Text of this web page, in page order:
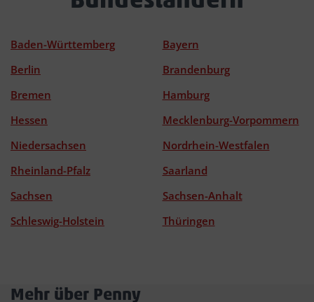
Baden-Württemberg
Bayern
Berlin
Brandenburg
Bremen
Hamburg
Hessen
Mecklenburg-Vorpommern
Niedersachsen
Nordrhein-Westfalen
Rheinland-Pfalz
Saarland
Sachsen
Sachsen-Anhalt
Schleswig-Holstein
Thüringen
Mehr über Penny